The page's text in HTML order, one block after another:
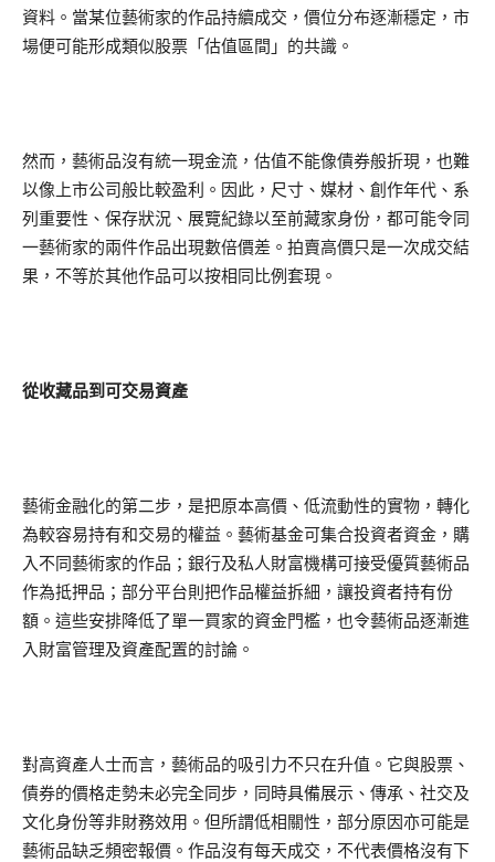
資料。當某位藝術家的作品持續成交，價位分布逐漸穩定，市
場便可能形成類似股票「估值區間」的共識。
然而，藝術品沒有統一現金流，估值不能像債券般折現，也難
以像上市公司般比較盈利。因此，尺寸、媒材、創作年代、系
列重要性、保存狀況、展覽紀錄以至前藏家身份，都可能令同
一藝術家的兩件作品出現數倍價差。拍賣高價只是一次成交結
果，不等於其他作品可以按相同比例套現。
從收藏品到可交易資產
藝術金融化的第二步，是把原本高價、低流動性的實物，轉化
為較容易持有和交易的權益。藝術基金可集合投資者資金，購
入不同藝術家的作品；銀行及私人財富機構可接受優質藝術品
作為抵押品；部分平台則把作品權益拆細，讓投資者持有份
額。這些安排降低了單一買家的資金門檻，也令藝術品逐漸進
入財富管理及資產配置的討論。
對高資產人士而言，藝術品的吸引力不只在升值。它與股票、
債券的價格走勢未必完全同步，同時具備展示、傳承、社交及
文化身份等非財務效用。但所謂低相關性，部分原因亦可能是
藝術品缺乏頻密報價。作品沒有每天成交，不代表價格沒有下